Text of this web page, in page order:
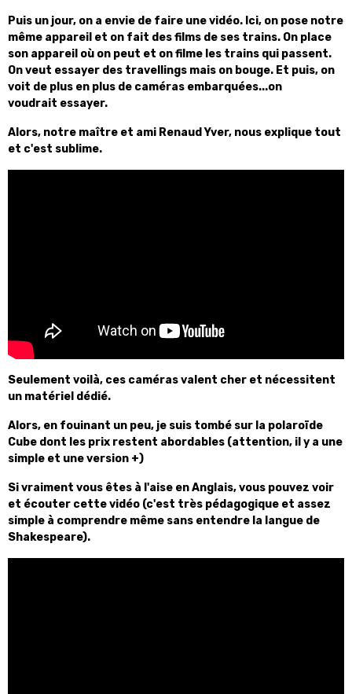
Puis un jour, on a envie de faire une vidéo. Ici, on pose notre
même appareil et on fait des films de ses trains. On place
son appareil où on peut et on filme les trains qui passent.
On veut essayer des travellings mais on bouge. Et puis, on
voit de plus en plus de caméras embarquées...on
voudrait essayer.
Alors, notre maître et ami Renaud Yver, nous explique tout
et c'est sublime.
Seulement voilà, ces caméras valent cher et nécessitent
un matériel dédié.
Alors, en fouinant un peu, je suis tombé sur la polaroïde
Cube dont les prix restent abordables (attention, il y a une
simple et une version +)
Si vraiment vous êtes à l'aise en Anglais, vous pouvez voir
et écouter cette vidéo (c'est très pédagogique et assez
simple à comprendre même sans entendre la langue de
Shakespeare).